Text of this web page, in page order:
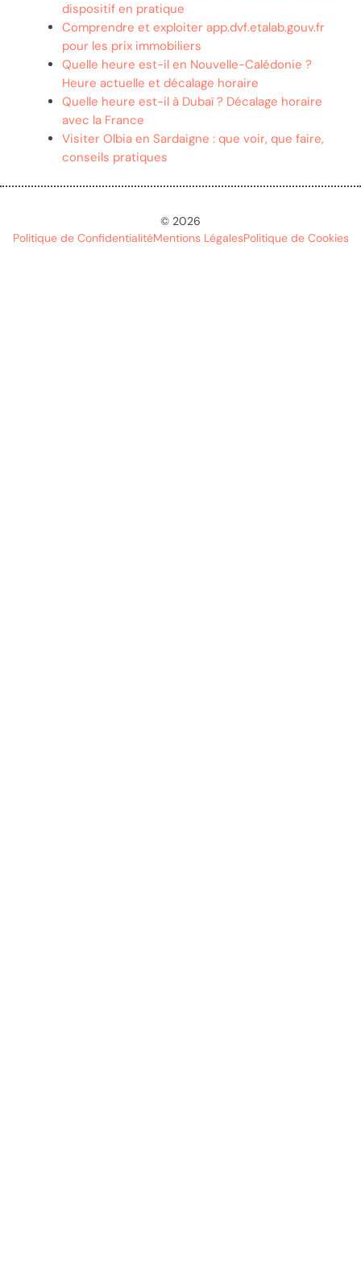
dispositif en pratique
Comprendre et exploiter app.dvf.etalab.gouv.fr
pour les prix immobiliers
Quelle heure est-il en Nouvelle-Calédonie ?
Heure actuelle et décalage horaire
Quelle heure est-il à Dubaï ? Décalage horaire
avec la France
Visiter Olbia en Sardaigne : que voir, que faire,
conseils pratiques
© 2026
Politique de ConfidentialitéMentions LégalesPolitique de Cookies